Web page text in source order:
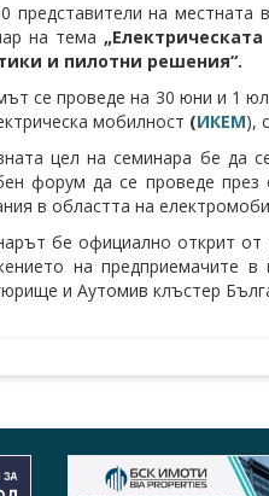
представители на местната
на тема
и пилотни решения“.
се проведе на 30 юни и 1
мобилност (ИКЕМ),
цел на семинара бе да
форум да се проведе през
в областта на
бе официално открит от
на предприемачите
и Аутомив клъстер